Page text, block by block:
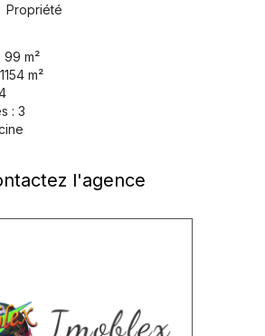
Propriété
99 m²
1154 m²
: 3
l'agence